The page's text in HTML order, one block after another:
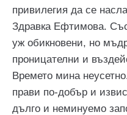
привилегия да се
Здравка Ефтимова.
уж обикновени, но
проницателни и
Времето мина
прави по-добър и
дълго и неминуемо